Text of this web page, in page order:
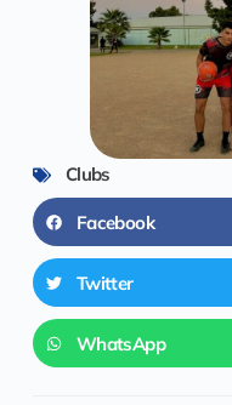
Clubs
Facebook
Twitter
WhatsApp